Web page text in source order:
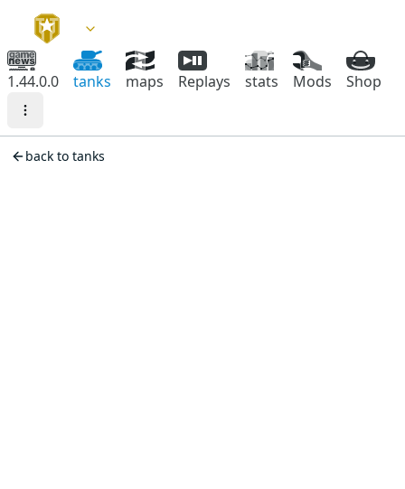
1.44.0.0 tanks maps Replays stats Mods Shop
back to tanks